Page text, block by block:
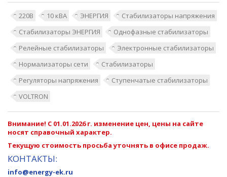
220В 10 кВА ЭНЕРГИЯ
Стабилизаторы напряжения
Стабилизаторы ЭНЕРГИЯ
Однофазные стабилизаторы
Релейные стабилизаторы
Электронные стабилизаторы
Нормализаторы сети
Стабилизаторы
Регуляторы напряжения
Ступенчатые стабилизаторы
VOLTRON
Внимание! С 01.01.2026 г. изменение цен, цены на сайте
носят справочный характер.
Текущую стоимость просьба уточнять в офисе продаж.
КОНТАКТЫ:
info@energy-ek.ru